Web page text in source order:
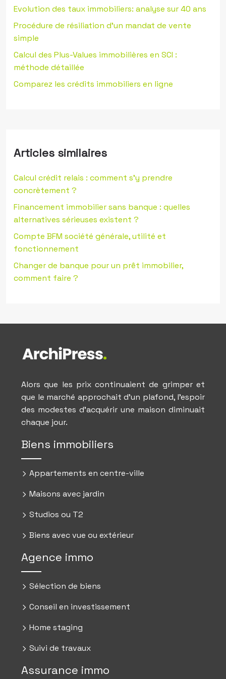
Evolution des taux immobiliers: analyse sur 40 ans
Procédure de résiliation d’un mandat de vente
simple
Calcul des Plus-Values immobilières en SCI :
méthode détaillée
Comparez les crédits immobiliers en ligne
Articles similaires
Calcul crédit relais : comment s’y prendre
concrètement ?
Financement immobilier sans banque : quelles
alternatives sérieuses existent ?
Compte BFM société générale, utilité et
fonctionnement
Changer de banque pour un prêt immobilier,
comment faire ?
Alors que les prix continuaient de grimper et
que le marché approchait d’un plafond, l’espoir
des modestes d’acquérir une maison diminuait
chaque jour.
Biens immobiliers
Appartements en centre-ville
Maisons avec jardin
Studios ou T2
Biens avec vue ou extérieur
Agence immo
Sélection de biens
Conseil en investissement
Home staging
Suivi de travaux
Assurance immo